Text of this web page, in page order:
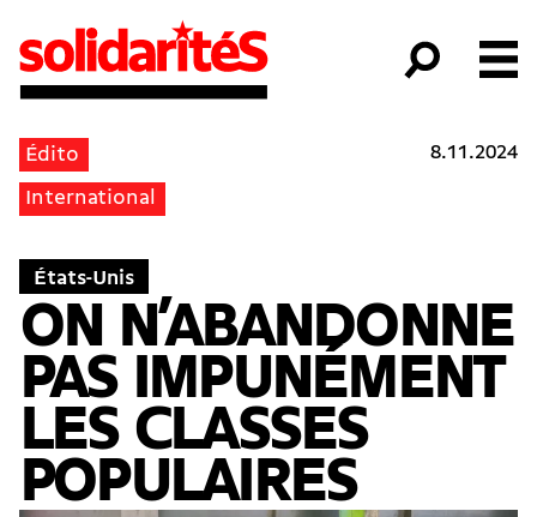
Édito
International
8.11.2024
États-Unis
ON N’ABANDONNE
PAS IMPUNÉMENT
LES CLASSES
POPULAIRES